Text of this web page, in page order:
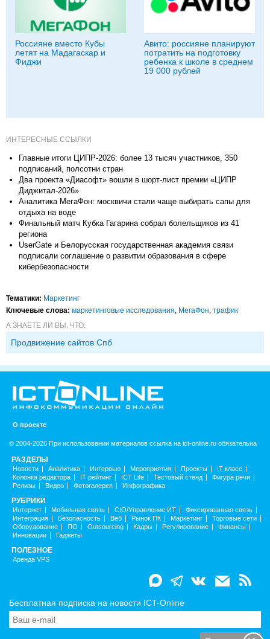
Россияне вместо Кубы
летят на Мадагаскар и
Фиджи
Авито: россияне планируют
потратить на подготовку
ребенка к школе в среднем
19 000 рублей
ИНТЕРЕСНЫЕ ССЫЛКИ
Главные итоги ЦИПР-2026: более 13 тысяч участников, 350
подписаний, полсотни стран
Два проекта «Диасофт» вошли в шорт-лист премии «ЦИПР
Диджитал-2026»
Аналитика МегаФон: москвичи стали чаще выбирать сапы для
отдыха на воде
Финальный матч Кубка Гагарина собрал болельщиков из 41
региона
UserGate и Белорусская государственная академия связи
подписали соглашение о развитии образования в сфере
кибербезопасности
Тематики: Маркетинг
Ключевые слова: маркетинговые исследования, МегаФон, трафик
А ЗНАЕТЕ ЛИ ВЫ, ЧТО:
Продвижение сайтов Спб
О проекте
© 2004-2026 При использовании материалов ссылка на ict-online.ru обязательна
РАЗДЕЛЫ
Новости Аналитика Интервью Мероприятия Проекты
IT класс
Колонка редактора
IT рейтинг ICT Life Тестовый стенд
Фигура речи
Релизы
Видео Фотогалерея Инфографика
РУБРИКИ
Интернет Мобильная связь CIO/Управление ИТ
Фиксированная связь
Интеграция
Безопасность Веб Рынок ПК Маркетинг
Торговые сети
Оборудование
ПО Outsourcing Кадры Регулирование
Финансы
Инновации
Гаджеты
ПОЛЕЗНОЕ
Аренда VPS
Бесплатная подписка на новости ICT-Online